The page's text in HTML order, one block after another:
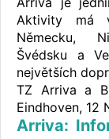
Aktivity má
Německu,
Švédsku a
největších
TZ Arriva a
Eindhoven, 12
Arriva: